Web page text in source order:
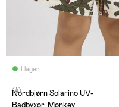
I lager
(4)
Nordbjørn Solarino UV-